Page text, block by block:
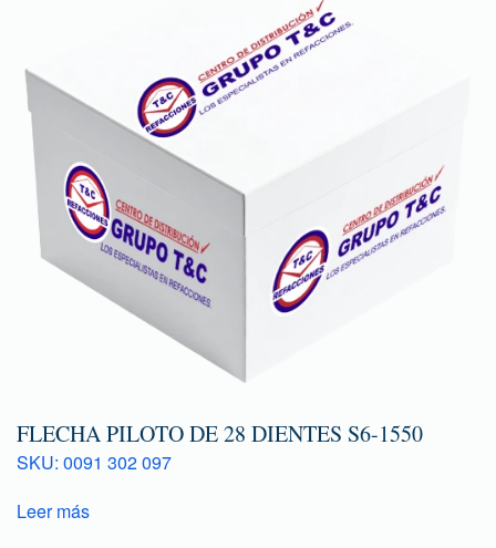
FLECHA PILOTO DE 28 DIENTES S6-1550
SKU: 0091 302 097
Leer más